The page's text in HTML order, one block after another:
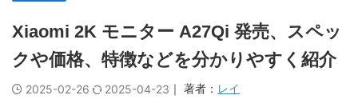
Xiaomi 2K モニター A27Qi 発売、スペッ
クや価格、特徴などを分かりやすく紹介
2025-02-26 2025-04-23 ｜ 著者： レイ